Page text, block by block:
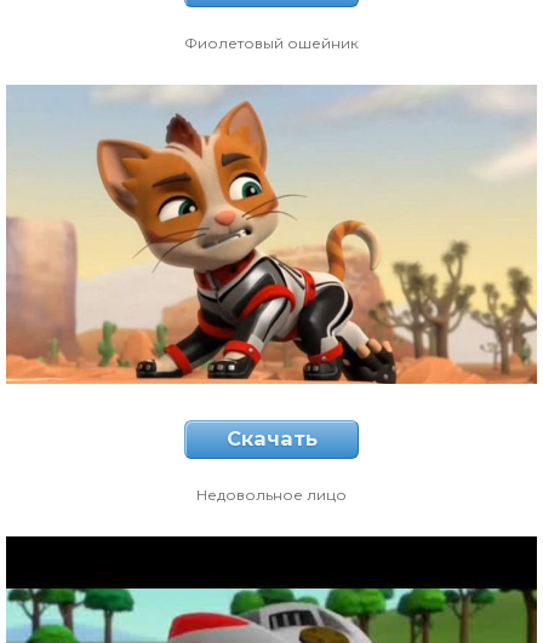
Фиолетовый ошейник
Скачать
Недовольное лицо